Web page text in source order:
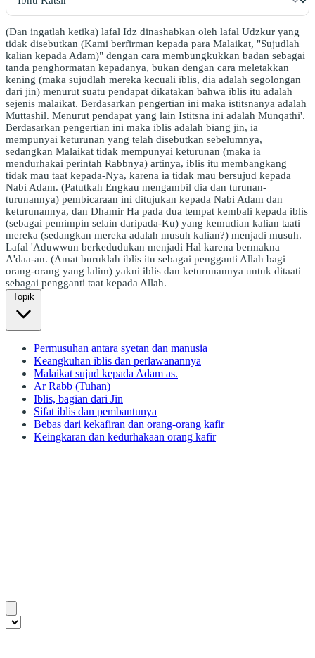
(Dan ingatlah ketika) lafal Idz dinashabkan oleh lafal Udzkur yang
tidak disebutkan (Kami berfirman kepada para Malaikat, "Sujudlah
kalian kepada Adam)" dengan cara membungkukkan badan sebagai
tanda penghormatan kepadanya, bukan dengan cara meletakkan
kening (maka sujudlah mereka kecuali iblis, dia adalah segolongan
dari jin) menurut suatu pendapat dikatakan bahwa iblis itu adalah
sejenis malaikat. Berdasarkan pengertian ini maka istitsnanya adalah
Muttashil. Menurut pendapat yang lain Istitsna ini adalah Munqathi'.
Berdasarkan pengertian ini maka iblis adalah biang jin, ia
mempunyai keturunan yang telah disebutkan sebelumnya,
sedangkan Malaikat tidak mempunyai keturunan (maka ia
mendurhakai perintah Rabbnya) artinya, iblis itu membangkang
tidak mau taat kepada-Nya, karena ia tidak mau bersujud kepada
Nabi Adam. (Patutkah Engkau mengambil dia dan turunan-
turunannya) pembicaraan ini ditujukan kepada Nabi Adam dan
keturunannya, dan Dhamir Ha pada dua tempat kembali kepada iblis
(sebagai pemimpin selain daripada-Ku) yang kemudian kalian taati
mereka (sedangkan mereka adalah musuh kalian?) menjadi musuh.
Lafal 'Aduwwun berkedudukan menjadi Hal karena bermakna
A'daa-an. (Amat buruklah iblis itu sebagai pengganti Allah bagi
orang-orang yang lalim) yakni iblis dan keturunannya untuk ditaati
sebagai pengganti taat kepada Allah.
Topik
Permusuhan antara syetan dan manusia
Keangkuhan iblis dan perlawanannya
Malaikat sujud kepada Adam as.
Ar Rabb (Tuhan)
Iblis, bagian dari Jin
Sifat iblis dan pembantunya
Bebas dari kekafiran dan orang-orang kafir
Keingkaran dan kedurhakaan orang kafir